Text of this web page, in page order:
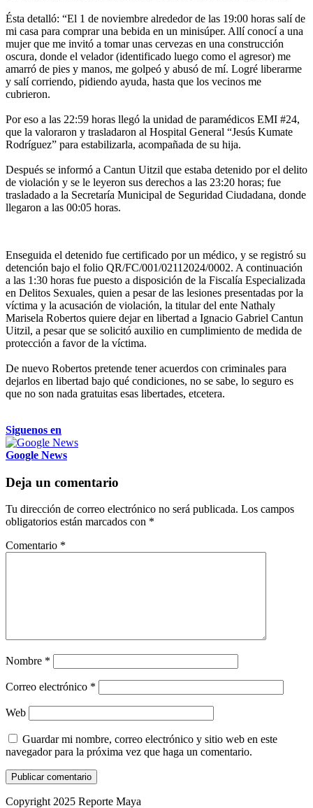
Ésta detalló: “El 1 de noviembre alrededor de las 19:00 horas salí de
mi casa para comprar una bebida en un minisúper. Allí conocí a una
mujer que me invitó a tomar unas cervezas en una construcción
oscura, donde el velador (identificado luego como el agresor) me
amarró de pies y manos, me golpeó y abusó de mí. Logré liberarme
y salí corriendo, pidiendo ayuda, hasta que los vecinos me
cubrieron.
Por eso a las 22:59 horas llegó la unidad de paramédicos EMI #24,
que la valoraron y trasladaron al Hospital General “Jesús Kumate
Rodríguez” para estabilizarla, acompañada de su hija.
Después se informó a Cantun Uitzil que estaba detenido por el delito
de violación y se le leyeron sus derechos a las 23:20 horas; fue
trasladado a la Secretaría Municipal de Seguridad Ciudadana, donde
llegaron a las 00:05 horas.
Enseguida el detenido fue certificado por un médico, y se registró su
detención bajo el folio QR/FC/001/02112024/0002. A continuación
a las 1:30 horas fue puesto a disposición de la Fiscalía Especializada
en Delitos Sexuales, quien a pesar de las lesiones presentadas por la
víctima y la acusación de violación, la titular del ente Nathaly
Marisela Robertos quiere dejar en libertad a Ignacio Gabriel Cantun
Uitzil, a pesar que se solicitó auxilio en cumplimiento de medida de
protección a favor de la víctima.
De nuevo Robertos pretende tener acuerdos con criminales para
dejarlos en libertad bajo qué condiciones, no se sabe, lo seguro es
que no son nada gratuitas esas libertades, etcetera.
Siguenos en
Google News
Deja un comentario
Tu dirección de correo electrónico no será publicada. Los campos
obligatorios están marcados con *
Comentario *
Nombre *
Correo electrónico *
Web
Guardar mi nombre, correo electrónico y sitio web en este
navegador para la próxima vez que haga un comentario.
Copyright 2025 Reporte Maya